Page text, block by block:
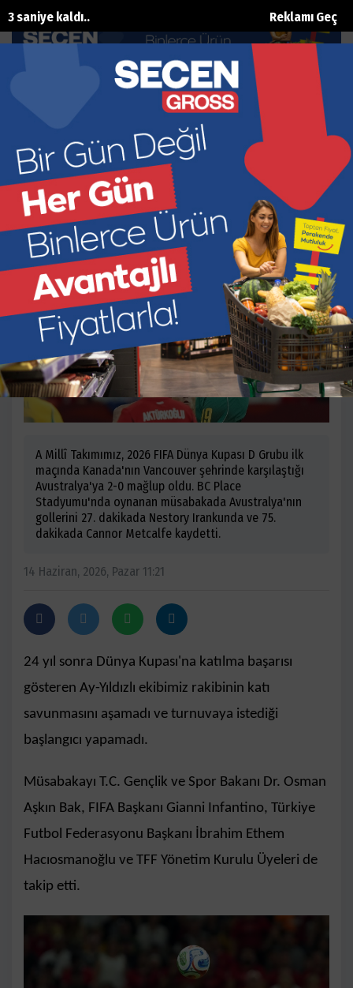
Reklamı Geç
2 saniye kaldı..
Avustralya duvarını aşamadık
Ana Sayfa Spor
A Millî Takımımız, 2026 FIFA Dünya Kupası D Grubu ilk
maçında Kanada'nın Vancouver şehrinde karşılaştığı
Avustralya'ya 2-0 mağlup oldu. BC Place
Stadyumu'nda oynanan müsabakada Avustralya'nın
gollerini 27. dakikada Nestory Irankunda ve 75.
dakikada Cannor Metcalfe kaydetti.
14 Haziran, 2026, Pazar 11:21
24 yıl sonra Dünya Kupası'na katılma başarısı
gösteren Ay-Yıldızlı ekibimiz rakibinin katı
savunmasını aşamadı ve turnuvaya istediği
başlangıcı yapamadı.
Müsabakayı T.C. Gençlik ve Spor Bakanı Dr. Osman
Aşkın Bak, FIFA Başkanı Gianni Infantino, Türkiye
Futbol Federasyonu Başkanı İbrahim Ethem
Hacıosmanoğlu ve TFF Yönetim Kurulu Üyeleri de
takip etti.